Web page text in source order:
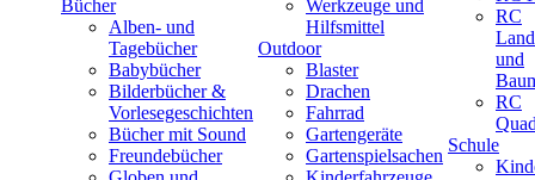
Bücher
Alben- und
Tagebücher
Babybücher
Bilderbücher &
Vorlesegeschichten
Bücher mit Sound
Freundebücher
Werkzeuge und
Hilfsmittel
Outdoor
Blaster
Drachen
Fahrrad
Gartengeräte
Gartenspielsachen
RC
und
RC
Schule